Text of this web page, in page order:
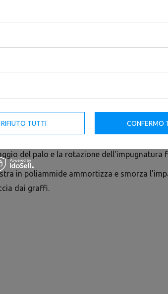
è un set di bracci di assicurazione
delle gabbie e dei rig del sistema di
di assicurazione consentono di sollevare e
di fissaggio consente di riposizionare
Il montaggio dei bracci prevede
del palo e la rotazione dell'impugnatura
in poliammide ammortizza e smorza
dai graffi.
RIFIUTO TUTTI CONFERMO